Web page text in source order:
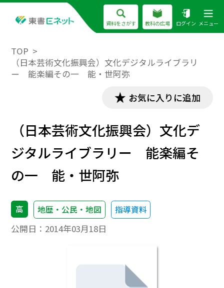
資料をさがす 教科の広場 ログイン メニュー
TOP
（日本芸術文化振興会）文化デジタルライブラリ
ー 能楽編その一 能・世阿弥
お気に入りに追加
（日本芸術文化振興会）文化デ
ジタルライブラリー 能楽編そ
の一 能・世阿弥
高 地歴・公民・地図 指導資料
公開日： 2014年03月18日